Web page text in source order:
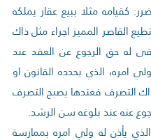
كقيامه مثلا ببيع عقار يملكه
القاصر المميز اجراء مثل ذاك
له حق الرجوع عن العقد عند
امره، الذي يحدده القانون او
التصرف فعندها يصبح التصرف
عنه عند بلوغه سن الرشد.
يأذن له ولي امره بممارسة